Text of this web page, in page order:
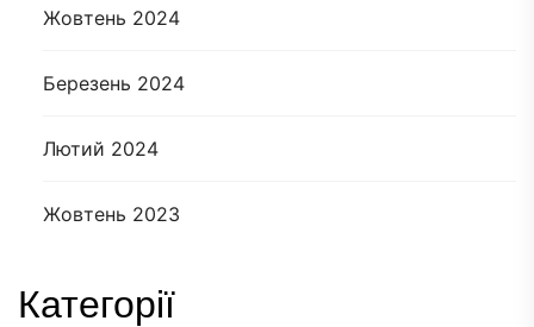
Жовтень 2024
Березень 2024
Лютий 2024
Жовтень 2023
Категорії